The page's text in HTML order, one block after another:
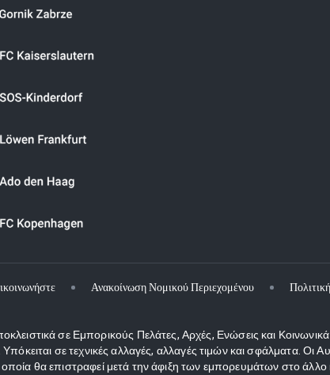
Ανακοίνωση Νομικού Περιεχομένου
σε Εμπορικούς Πελάτες, Αρχές, Ενώσεις και
σε τεχνικές αλλαγές, αλλαγές τιμών και σφάλματα.
θα επιστραφεί μετά την άφιξη των εμπορευμάτων στο άλλο